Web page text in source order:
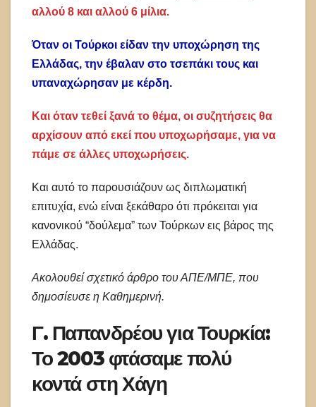
αλλού 8 και αλλού 6 μίλια.
Όταν οι Τούρκοι είδαν την υποχώρηση της
Ελλάδας, την έβαλαν στο τσεπάκι τους και
υπαναχώρησαν με κέρδη.
Και όταν τεθεί ξανά το θέμα, οι συζητήσεις θα
αρχίσουν από εκεί που υποχωρήσαμε, για να
πάμε σε άλλες υποχωρήσεις.
Και αυτό το παρουσιάζουν ως διπλωματική
επιτυχία, ενώ είναι ξεκάθαρο ότι πρόκειται για
κανονικού “δούλεμα” των Τούρκων εις βάρος της
Ελλάδας.
Ακολουθεί σχετικό άρθρο του ΑΠΕ/ΜΠΕ, που
δημοσίευσε η Καθημερινή.
Γ. Παπανδρέου για Τουρκία:
Το 2003 φτάσαμε πολύ
κοντά στη Χάγη